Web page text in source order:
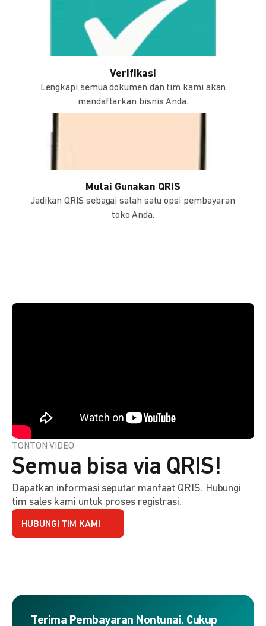
Verifikasi
Lengkapi semua dokumen dan tim kami akan
mendaftarkan bisnis Anda.
Mulai Gunakan QRIS
Jadikan QRIS sebagai salah satu opsi pembayaran
toko Anda.
TONTON VIDEO
Semua bisa via QRIS!
Dapatkan informasi seputar manfaat QRIS. Hubungi
tim sales kami untuk proses registrasi.
HUBUNGI TIM KAMI
Terima Pembayaran Nontunai, Cukup